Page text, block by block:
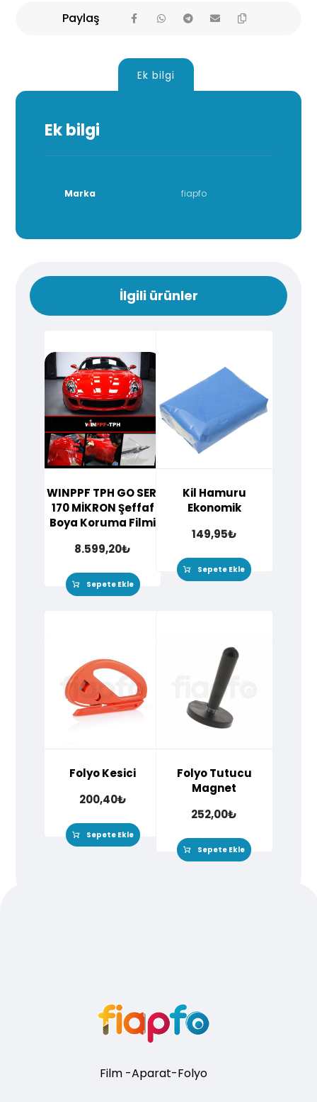
Ek bilgi
Ek bilgi
Marka fiapfo
İlgili ürünler
WINPPF TPH GO SERİ
170 MİKRON Şeffaf
Boya Koruma Filmi
8.599,20₺
Sepete Ekle
Kil Hamuru
Ekonomik
149,95₺
Sepete Ekle
Folyo Kesici
200,40₺
Sepete Ekle
Folyo Tutucu
Magnet
252,00₺
Sepete Ekle
Film -Aparat-Folyo